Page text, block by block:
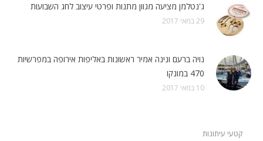
ג'נטלמן מציעה מגוון מתנות ופרטי עיצוב לחג השבועות
29 במאי 2017
נויה ברעם ונינה אמיר ראשונות באליפות אירופה במפרשיות
470 במונקו
10 במאי 2017
קטעי עיתונות